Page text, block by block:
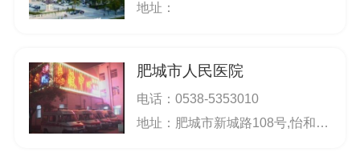
地址：
肥城市人民医院
电话： 0538-5353010
地址：肥城市新城路108号,怡和院区:肥城市城区西部